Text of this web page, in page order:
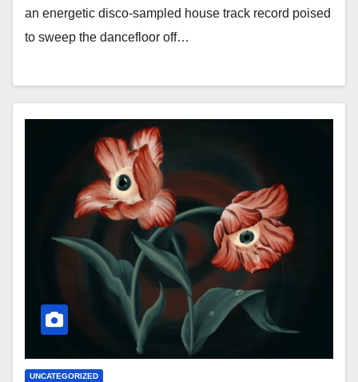
an energetic disco-sampled house track record poised
to sweep the dancefloor off…
UNCATEGORIZED